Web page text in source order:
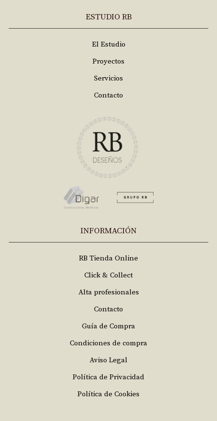
ESTUDIO RB
El Estudio
Proyectos
Servicios
Contacto
INFORMACIÓN
RB Tienda Online
Click & Collect
Alta profesionales
Contacto
Guía de Compra
Condiciones de compra
Aviso Legal
Política de Privacidad
Política de Cookies